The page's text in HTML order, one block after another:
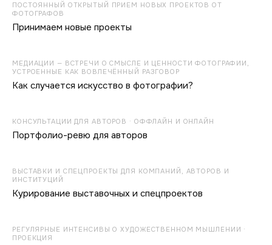
ПОСТОЯННЫЙ ОТКРЫТЫЙ ПРИЕМ НОВЫХ ПРОЕКТОВ ОТ
ФОТОГРАФОВ
Принимаем новые проекты
МЕДИАЦИИ — ВСТРЕЧИ О СМЫСЛЕ И ЦЕННОСТИ ФОТОГРАФИИ,
УСТРОЕННЫЕ КАК ВОВЛЕЧЁННЫЙ РАЗГОВОР
Как случается искусство в фотографии?
КОНСУЛЬТАЦИИ ДЛЯ АВТОРОВ · ОФФЛАЙН И ОНЛАЙН
Портфолио-ревю для авторов
ВЫСТАВКИ И СПЕЦПРОЕКТЫ ДЛЯ КОМПАНИЙ, АВТОРОВ И
ИНСТИТУЦИЙ
Курирование выставочных и спецпроектов
РЕГУЛЯРНЫЕ ИНТЕНСИВЫ О ХУДОЖЕСТВЕННОМ МЫШЛЕНИИ ·
ПРОЕКЦИЯ